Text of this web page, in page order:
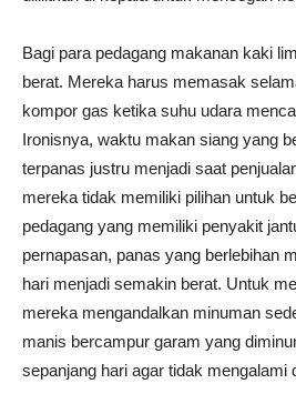
Bagi para pedagang makanan kaki
berat. Mereka harus memasak
kompor gas ketika suhu udara
Ironisnya, waktu makan siang yang
terpanas justru menjadi saat
mereka tidak memiliki pilihan untuk
pedagang yang memiliki penyakit
pernapasan, panas yang berlebihan
hari menjadi semakin berat. Untuk
mereka mengandalkan minuman
manis bercampur garam yang
sepanjang hari agar tidak mengalami